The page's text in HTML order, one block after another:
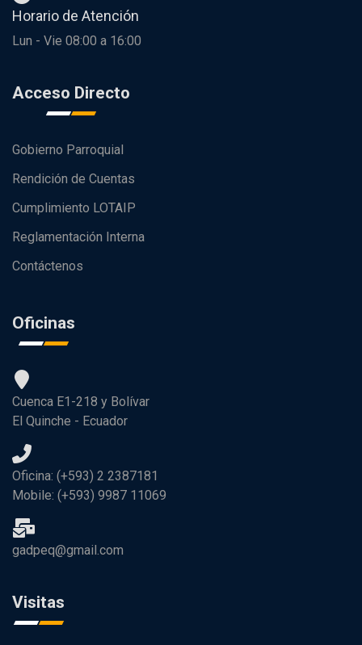
Horario de Atención
Lun - Vie 08:00 a 16:00
Acceso Directo
Gobierno Parroquial
Rendición de Cuentas
Cumplimiento LOTAIP
Reglamentación Interna
Contáctenos
Oficinas
Cuenca E1-218 y Bolívar
El Quinche - Ecuador
Oficina: (+593) 2 2387181
Mobile: (+593) 9987 11069
gadpeq@gmail.com
Visitas